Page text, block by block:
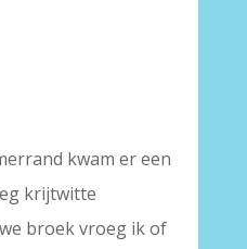
kwam er een
krijtwitte
broek vroeg ik of